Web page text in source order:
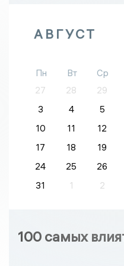
АВГУСТ
Пн Вт Ср
27
28 29
3
4 5
10
11 12
17
18 19
24
25 26
31
1 2
100 самых